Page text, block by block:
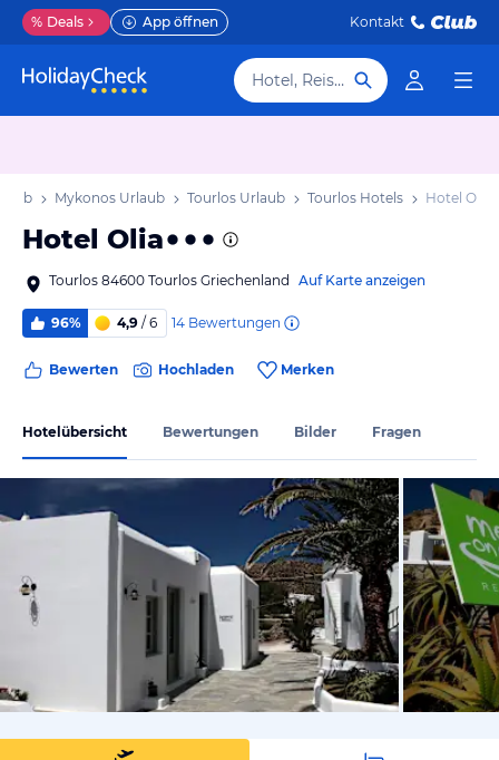
% Deals App öffnen Kontakt
Hotel, Reiseziel
Mykonos Urlaub Tourlos Urlaub Tourlos Hotels Hotel Olia
Hotel Olia
Tourlos 84600 Tourlos Griechenland Auf Karte anzeigen
96% 4,9 / 6 14 Bewertungen
Bewerten Hochladen Merken
Hotelübersicht Bewertungen Bilder Fragen
von